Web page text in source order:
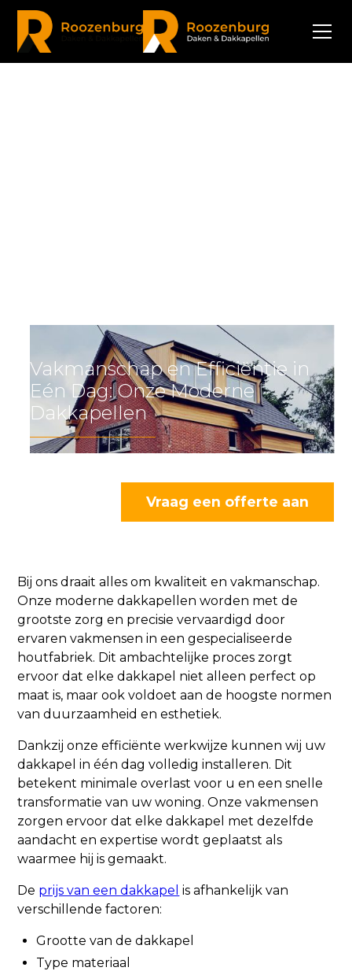
Vakmanschap en Efficiëntie in
Eén Dag: Onze Moderne
Dakkapellen
Vraag een offerte aan
Bij ons draait alles om kwaliteit en vakmanschap.
Onze moderne dakkapellen worden met de
grootste zorg en precisie vervaardigd door
ervaren vakmensen in een gespecialiseerde
houtfabriek. Dit ambachtelijke proces zorgt
ervoor dat elke dakkapel niet alleen perfect op
maat is, maar ook voldoet aan de hoogste normen
van duurzaamheid en esthetiek.
Dankzij onze efficiënte werkwijze kunnen wij uw
dakkapel in één dag volledig installeren. Dit
betekent minimale overlast voor u en een snelle
transformatie van uw woning. Onze vakmensen
zorgen ervoor dat elke dakkapel met dezelfde
aandacht en expertise wordt geplaatst als
waarmee hij is gemaakt.
De prijs van een dakkapel is afhankelijk van
verschillende factoren:
Grootte van de dakkapel
Type materiaal